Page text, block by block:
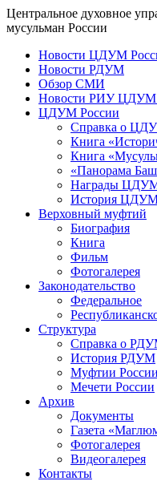
Центральное духовное
мусульман России
Новости ЦДУМ
Новости РДУМ
Обзор СМИ
Новости РИУ ЦДУМ
ЦДУМ России
Справка о
Книга
Книга
«Панорама
Награды
История ЦДУМ
Верховный муфтий
Биография
Книга
Фильм
Фотогалерея
Законодательство
Федеральное
Структура
Справка о
История РДУМ
Муфтии России
Мечети России
Архив
Документы
Газета
Фотогалерея
Видеогалерея
Контакты